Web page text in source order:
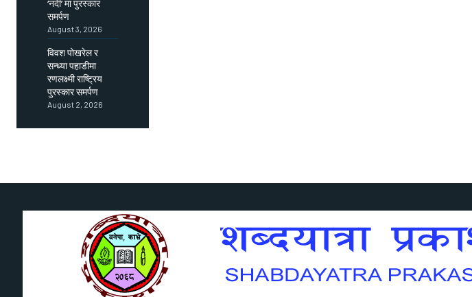
‘नदी’ मा पुरस्कार
समर्पण
August 3, 2026
विवश पोखरेल र
सन्ध्या पहाडीमा
रणलक्ष्मी राष्ट्रिय
पुरस्कार समर्पण
August 2, 2026